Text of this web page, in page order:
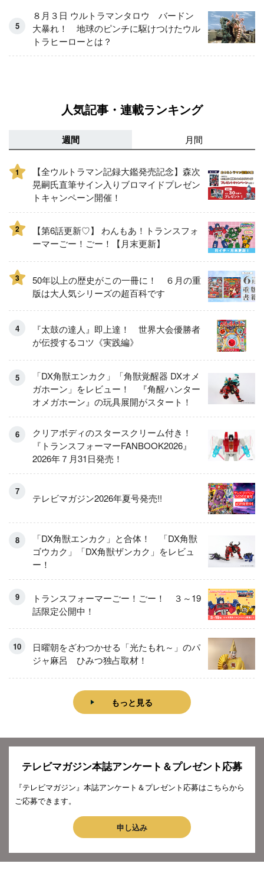
８月３日 ウルトラマンタロウ バードン
大暴れ！ 地球のピンチに駆けつけたウル
トラヒーローとは？
人気記事・連載ランキング
週間 月間
1
【全ウルトラマン記録大鑑発売記念】森次
晃嗣氏直筆サイン入りブロマイドプレゼン
トキャンペーン開催！
2
【第6話更新♡】 わんもあ！トランスフォ
ーマーごー！ごー！【月末更新】
3
50年以上の歴史がこの一冊に！ ６月の重
版は大人気シリーズの超百科です
『太鼓の達人』即上達！ 世界大会優勝者
が伝授するコツ《実践編》
「DX角獣エンカク」「角獣覚醒器 DXオメ
ガホーン」をレビュー！ 『角醒ハンター
オメガホーン』の玩具展開がスタート！
クリアボディのスタースクリーム付き！
『トランスフォーマーFANBOOK2026』
2026年７月31日発売！
テレビマガジン2026年夏号発売!!
「DX角獣エンカク」と合体！ 「DX角獣
ゴウカク」「DX角獣ザンカク」をレビュ
ー！
トランスフォーマーごー！ごー！ ３～19
話限定公開中！
日曜朝をざわつかせる「光たもれ～」のパ
ジャ麻呂 ひみつ独占取材！
もっと見る
テレビマガジン本誌アンケート＆プレゼント応募
『テレビマガジン』本誌アンケート＆プレゼント応募はこちらから
ご応募できます。
申し込み